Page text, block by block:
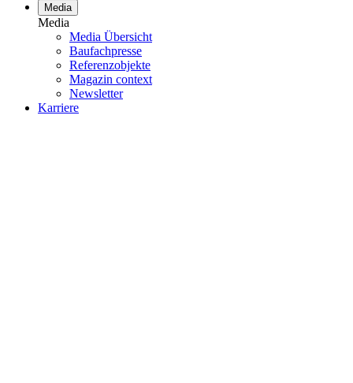
Media
Media
Media Übersicht
Baufachpresse
Referenzobjekte
Magazin context
Newsletter
Karriere